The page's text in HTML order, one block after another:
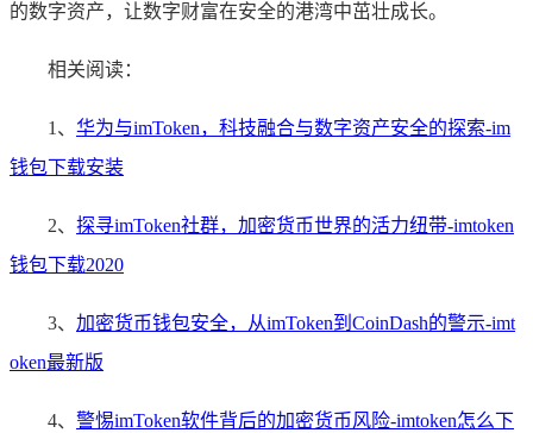
的数字资产，让数字财富在安全的港湾中茁壮成长。
相关阅读：
1、 华为与imToken，科技融合与数字资产安全的探索-im
钱包下载安装
2、 探寻imToken社群，加密货币世界的活力纽带-imtoken
钱包下载2020
3、 加密货币钱包安全，从imToken到CoinDash的警示-imt
oken最新版
4、 警惕imToken软件背后的加密货币风险-imtoken怎么下